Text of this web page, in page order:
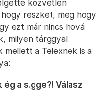
közvetlen
reszket, meg hogy
ezt már nincs hová
milyen tárggyal
a Telexnek is a
ég a s.gge?! Válasz